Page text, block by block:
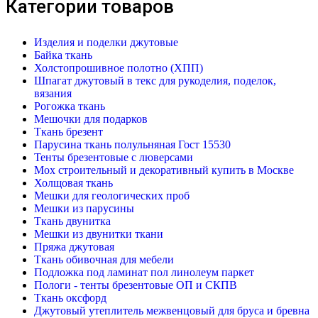
Категории товаров
Изделия и поделки джутовые
Байка ткань
Холстопрошивное полотно (ХПП)
Шпагат джутовый в текс для рукоделия, поделок,
вязания
Рогожка ткань
Мешочки для подарков
Ткань брезент
Парусина ткань полульняная Гост 15530
Тенты брезентовые с люверсами
Мох строительный и декоративный купить в Москве
Холщовая ткань
Мешки для геологических проб
Мешки из парусины
Ткань двунитка
Мешки из двунитки ткани
Пряжа джутовая
Ткань обивочная для мебели
Подложка под ламинат пол линолеум паркет
Пологи - тенты брезентовые ОП и СКПВ
Ткань оксфорд
Джутовый утеплитель межвенцовый для бруса и бревна